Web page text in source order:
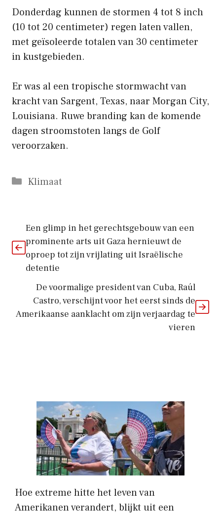
Donderdag kunnen de stormen 4 tot 8 inch
(10 tot 20 centimeter) regen laten vallen,
met geïsoleerde totalen van 30 centimeter
in kustgebieden.
Er was al een tropische stormwacht van
kracht van Sargent, Texas, naar Morgan City,
Louisiana. Ruwe branding kan de komende
dagen stroomstoten langs de Golf
veroorzaken.
Categorieën
Klimaat
Een glimp in het gerechtsgebouw van een
prominente arts uit Gaza hernieuwt de
oproep tot zijn vrijlating uit Israëlische
detentie
De voormalige president van Cuba, Raúl
Castro, verschijnt voor het eerst sinds de
Amerikaanse aanklacht om zijn verjaardag te
vieren
Hoe extreme hitte het leven van
Amerikanen verandert, blijkt uit een